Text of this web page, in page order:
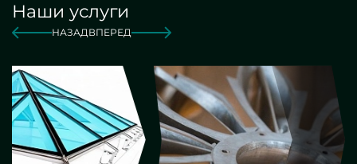
Наши услуги
НАЗАДВПЕРЕД